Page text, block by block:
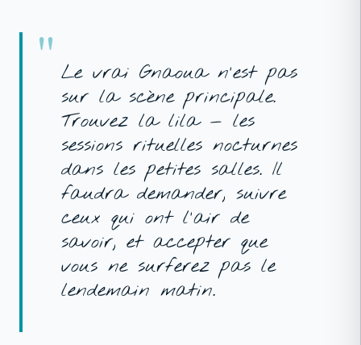
Le vrai Gnaoua n'est pas
sur la scène principale.
Trouvez la lila — les
sessions rituelles nocturnes
dans les petites salles. Il
faudra demander, suivre
ceux qui ont l'air de
savoir, et accepter que
vous ne surferez pas le
lendemain matin.